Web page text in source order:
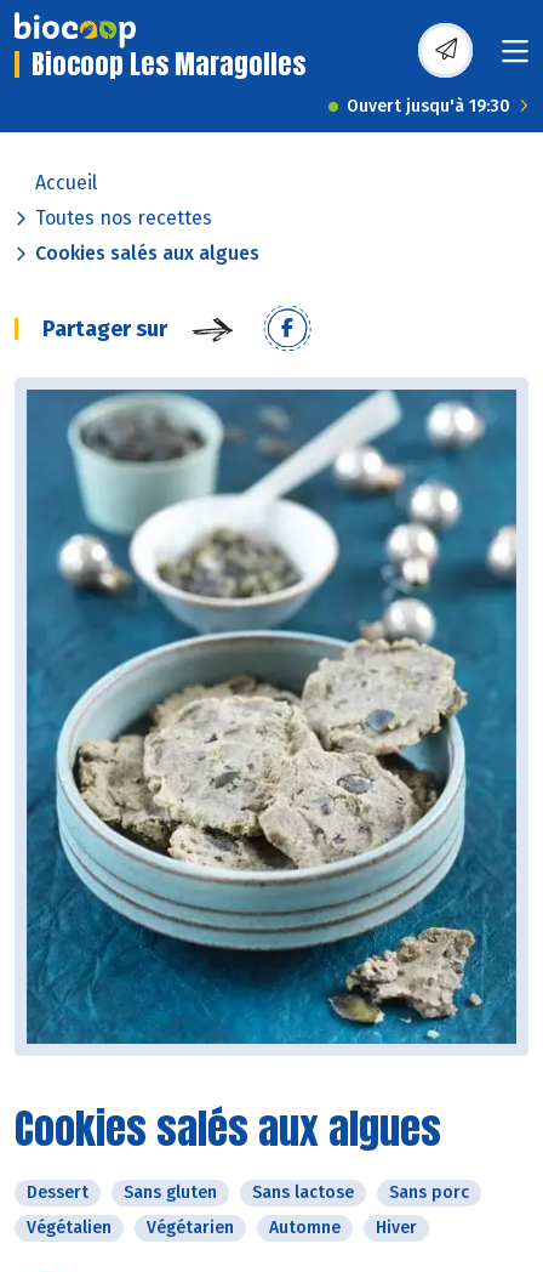
Biocoop Les Maragolles
Ouvert jusqu'à 19:30
Accueil
Toutes nos recettes
Cookies salés aux algues
Partager sur
Cookies salés aux algues
Dessert Sans gluten Sans lactose
Sans porc
Végétalien
Végétarien Automne Hiver